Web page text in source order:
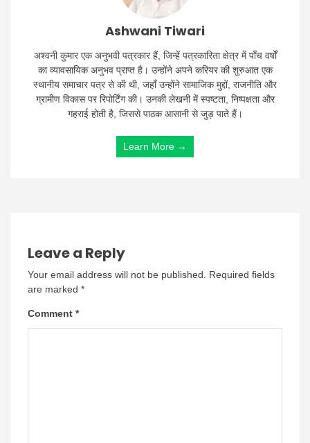
Ashwani Tiwari
अश्वनी कुमार एक अनुभवी पत्रकार हैं, जिन्हें पत्रकारिता क्षेत्र में पाँच वर्षों
का व्यावसायिक अनुभव प्राप्त है। उन्होंने अपने करियर की शुरुआत एक
स्थानीय समाचार पत्र से की थी, जहाँ उन्होंने सामाजिक मुद्दों, राजनीति और
ग्रामीण विकास पर रिपोर्टिंग की। उनकी लेखनी में स्पष्टता, निष्पक्षता और
गहराई होती है, जिससे पाठक आसानी से जुड़ पाते हैं।
Learn More →
Leave a Reply
Your email address will not be published.
Required fields
are marked *
Comment *